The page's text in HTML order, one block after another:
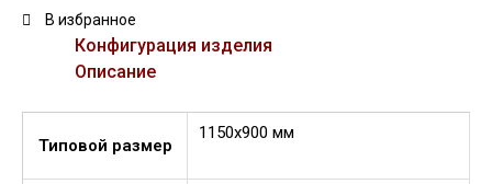
В избранное
Конфигурация изделия
Описание
Типовой размер
1150х900 мм